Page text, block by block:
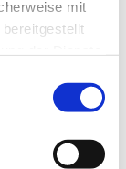
mit